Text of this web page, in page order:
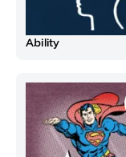
Ability